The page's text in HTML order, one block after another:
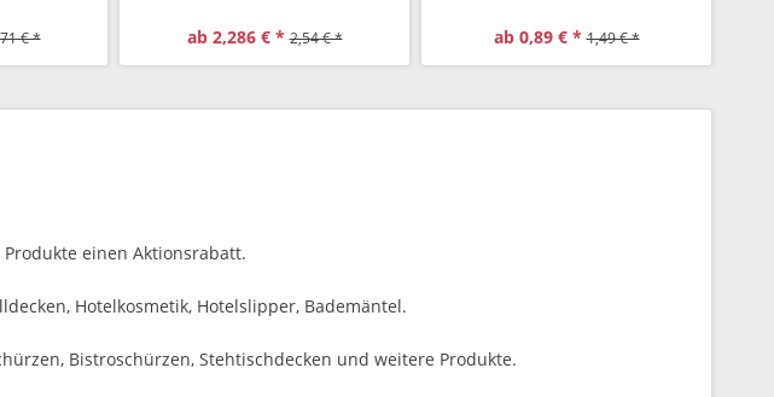
€ *
ab 2,286 € * 2,54 € * ab 0,89 € * 1,49 € *
Produkte einen Aktionsrabatt.
Hotelkosmetik, Hotelslipper, Bademäntel.
Bistroschürzen, Stehtischdecken und weitere Produkte.